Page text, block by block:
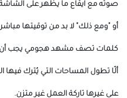
صوته مع ايقاع ما يظهر على
أو "ومع ذلك" لا بد من توقيتها
كلمات تصف مشهد هجومي يجب أن
ألّا تطول المساحات التي يُترك فيها
على غيرها تاركة العمل غير متزن.